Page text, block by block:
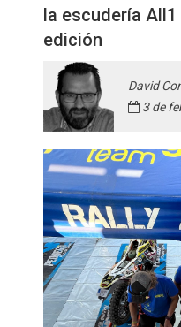
la escudería
edición
David
3 de